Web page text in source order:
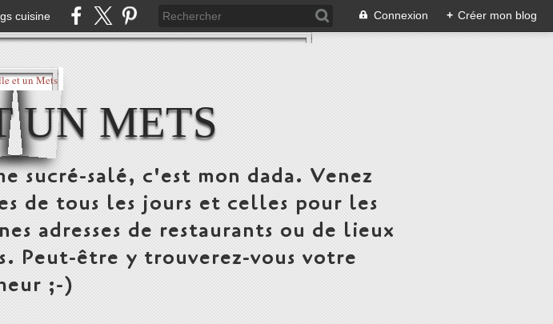
cuisine Connexion + Créer mon blog
UN METS
sucré-salé, c'est mon dada. Venez
de tous les jours et celles pour les
adresses de restaurants ou de lieux
Peut-être y trouverez-vous votre
;-)